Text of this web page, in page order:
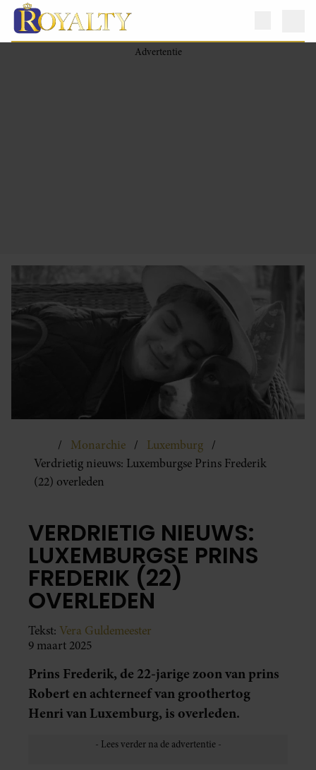
Monarchie
Luxemburg
Verdrietig nieuws: Luxemburgse Prins Frederik
(22) overleden
VERDRIETIG NIEUWS:
LUXEMBURGSE PRINS
FREDERIK (22)
OVERLEDEN
Tekst: Vera Guldemeester
9 maart 2025
Prins Frederik, de 22-jarige zoon van prins
Robert en achterneef van groothertog
Henri van Luxemburg, is overleden.